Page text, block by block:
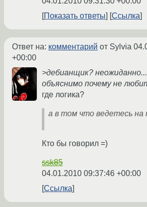
Показать ответы
Ссылка
Ответ на: комментарий от Sylvia
+00:00
>дебианщик?
объяснимо почему не
где логика?
а в том что ведетесь на
Кто бы говорил =)
ssk85
04.01.2010 09:37:46 +00:00
Ссылка